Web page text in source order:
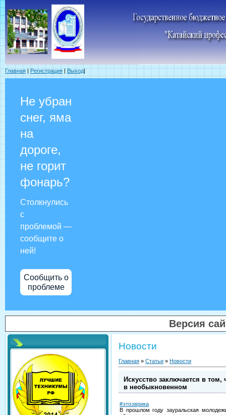
Главная | Регистрация | Выход|
Не убран
снег, яма
на
дороге,
не горит
фонарь?
Столкнулись
с
проблемой —
сообщите о
ней!
Сообщить о
проблеме
Версия
Новости
Главная » Статьи » Новости
Искусство заключается в
в необыкновенном
#этоэврика
В прошлом году зауральская